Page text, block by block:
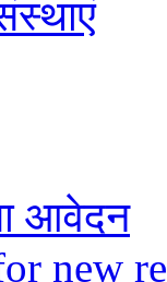
आवेदन
new